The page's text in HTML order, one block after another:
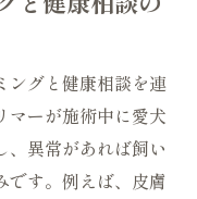
ングと健康相談を連
マーが施術中に愛犬
、異常があれば飼い
です。例えば、皮膚